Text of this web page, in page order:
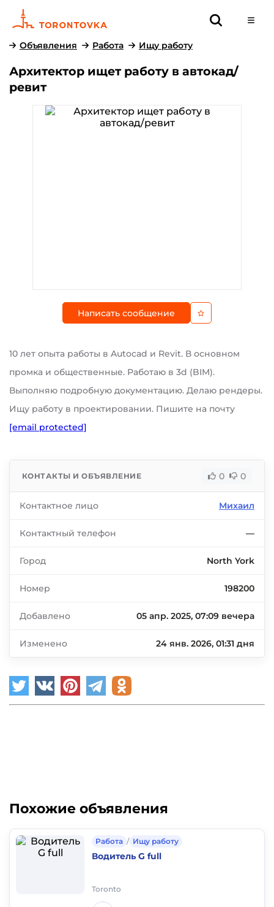
Объявления Работа Ищу работу
Архитектор ищет работу в автокад/
ревит
Написать сообщение
10 лет опыта работы в Autocad и Revit. В основном
промка и общественные. Работаю в 3d (BIM).
Выполняю подробную документацию. Делаю рендеры.
Ищу работу в проектировании. Пишите на почту
[email protected]
КОНТАКТЫ И ОБЪЯВЛЕНИЕ 0 0
Контактное лицо Михаил
Контактный телефон —
Город North York
Номер 198200
Добавлено 05 апр. 2025, 07:09 вечера
Изменено 24 янв. 2026, 01:31 дня
Похожие объявления
Работа / Ищу работу
Водитель G full
Toronto